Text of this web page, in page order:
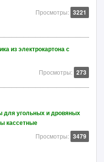
Просмотры: 3221
из электрокартона с
Просмотры: 273
для угольных и дровяных
кассетные
Просмотры: 3479